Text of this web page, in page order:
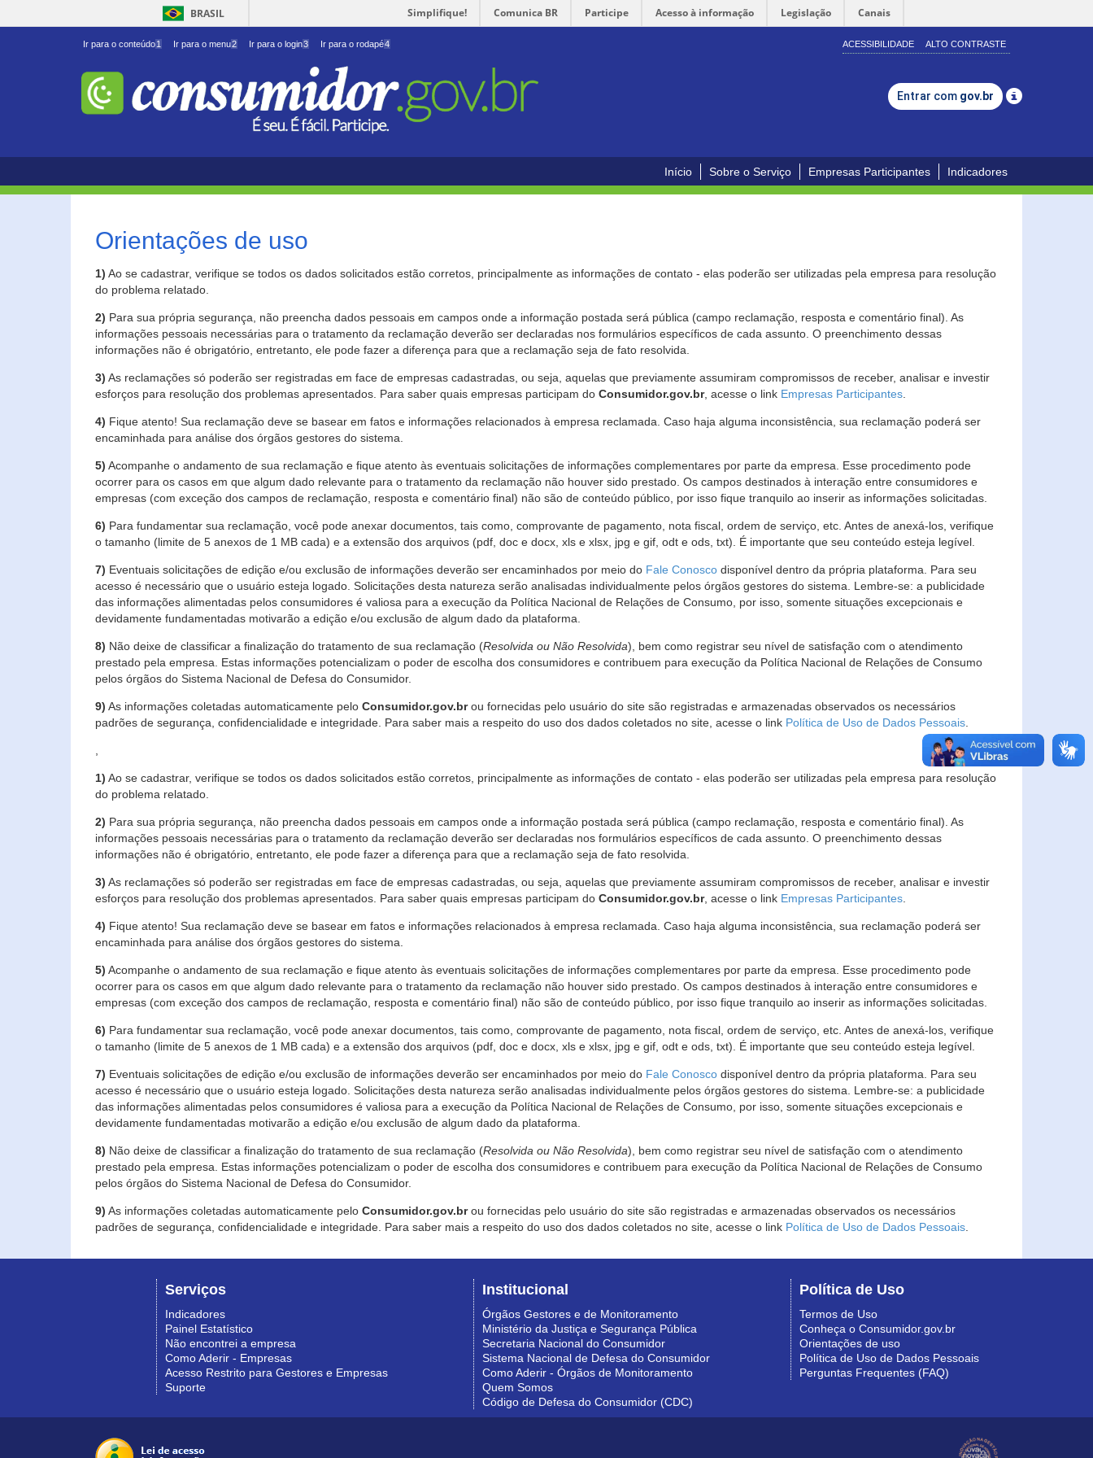
BRASIL Simplifique! Comunica BR Participe Acesso à informação Legislação Canais
Ir para o conteúdo1 Ir para o menu2 Ir para o login3 Ir para o rodapé4 ACESSIBILIDADE ALTO CONTRASTE
Entrar com gov.br
Início Sobre o Serviço Empresas Participantes Indicadores
Orientações de uso
1) Ao se cadastrar, verifique se todos os dados solicitados estão corretos, principalmente as informações de contato - elas poderão ser utilizadas pela empresa para resolução
do problema relatado.
2) Para sua própria segurança, não preencha dados pessoais em campos onde a informação postada será pública (campo reclamação, resposta e comentário final). As
informações pessoais necessárias para o tratamento da reclamação deverão ser declaradas nos formulários específicos de cada assunto. O preenchimento dessas
informações não é obrigatório, entretanto, ele pode fazer a diferença para que a reclamação seja de fato resolvida.
3) As reclamações só poderão ser registradas em face de empresas cadastradas, ou seja, aquelas que previamente assumiram compromissos de receber, analisar e investir
esforços para resolução dos problemas apresentados. Para saber quais empresas participam do Consumidor.gov.br, acesse o link Empresas Participantes
4) Fique atento! Sua reclamação deve se basear em fatos e informações relacionados à empresa reclamada. Caso haja alguma inconsistência, sua reclamação poderá ser
encaminhada para análise dos órgãos gestores do sistema.
5) Acompanhe o andamento de sua reclamação e fique atento às eventuais solicitações de informações complementares por parte da empresa. Esse procedimento pode
ocorrer para os casos em que algum dado relevante para o tratamento da reclamação não houver sido prestado. Os campos destinados à interação entre consumidores e
empresas (com exceção dos campos de reclamação, resposta e comentário final) não são de conteúdo público, por isso fique tranquilo ao inserir as informações solicitadas.
6) Para fundamentar sua reclamação, você pode anexar documentos, tais como, comprovante de pagamento, nota fiscal, ordem de serviço, etc. Antes de anexá-los, verifique
o tamanho (limite de 5 anexos de 1 MB cada) e a extensão dos arquivos (pdf, doc e docx, xls e xlsx, jpg e gif, odt e ods, txt). É importante que seu conteúdo esteja legível.
7) Eventuais solicitações de edição e/ou exclusão de informações deverão ser encaminhados por meio do Fale Conosco disponível dentro da própria plataforma. Para seu
acesso é necessário que o usuário esteja logado. Solicitações desta natureza serão analisadas individualmente pelos órgãos gestores do sistema. Lembre-se: a publicidade
das informações alimentadas pelos consumidores é valiosa para a execução da Política Nacional de Relações de Consumo, por isso, somente situações excepcionais e
devidamente fundamentadas motivarão a edição e/ou exclusão de algum dado da plataforma.
8) Não deixe de classificar a finalização do tratamento de sua reclamação (Resolvida ou Não Resolvida), bem como registrar seu nível de satisfação com o atendimento
prestado pela empresa. Estas informações potencializam o poder de escolha dos consumidores e contribuem para execução da Política Nacional de Relações de Consumo
pelos órgãos do Sistema Nacional de Defesa do Consumidor.
9) As informações coletadas automaticamente pelo Consumidor.gov.brou fornecidas pelo usuário do site são registradas e armazenadas observados os necessários
padrões de segurança, confidencialidade e integridade. Para saber mais a respeito do uso dos dados coletados no site, acesse o link Política de Uso de Dados Pessoais
1) Ao se cadastrar, verifique se todos os dados solicitados estão corretos, principalmente as informações de contato - elas poderão ser utilizadas pela empresa para resolução
do problema relatado.
2) Para sua própria segurança, não preencha dados pessoais em campos onde a informação postada será pública (campo reclamação, resposta e comentário final). As
informações pessoais necessárias para o tratamento da reclamação deverão ser declaradas nos formulários específicos de cada assunto. O preenchimento dessas
informações não é obrigatório, entretanto, ele pode fazer a diferença para que a reclamação seja de fato resolvida.
3) As reclamações só poderão ser registradas em face de empresas cadastradas, ou seja, aquelas que previamente assumiram compromissos de receber, analisar e investir
esforços para resolução dos problemas apresentados. Para saber quais empresas participam do Consumidor.gov.br, acesse o link Empresas Participantes
4) Fique atento! Sua reclamação deve se basear em fatos e informações relacionados à empresa reclamada. Caso haja alguma inconsistência, sua reclamação poderá ser
encaminhada para análise dos órgãos gestores do sistema.
5) Acompanhe o andamento de sua reclamação e fique atento às eventuais solicitações de informações complementares por parte da empresa. Esse procedimento pode
ocorrer para os casos em que algum dado relevante para o tratamento da reclamação não houver sido prestado. Os campos destinados à interação entre consumidores e
empresas (com exceção dos campos de reclamação, resposta e comentário final) não são de conteúdo público, por isso fique tranquilo ao inserir as informações solicitadas.
6) Para fundamentar sua reclamação, você pode anexar documentos, tais como, comprovante de pagamento, nota fiscal, ordem de serviço, etc. Antes de anexá-los, verifique
o tamanho (limite de 5 anexos de 1 MB cada) e a extensão dos arquivos (pdf, doc e docx, xls e xlsx, jpg e gif, odt e ods, txt). É importante que seu conteúdo esteja legível.
7) Eventuais solicitações de edição e/ou exclusão de informações deverão ser encaminhados por meio do Fale Conosco disponível dentro da própria plataforma. Para seu
acesso é necessário que o usuário esteja logado. Solicitações desta natureza serão analisadas individualmente pelos órgãos gestores do sistema. Lembre-se: a publicidade
das informações alimentadas pelos consumidores é valiosa para a execução da Política Nacional de Relações de Consumo, por isso, somente situações excepcionais e
devidamente fundamentadas motivarão a edição e/ou exclusão de algum dado da plataforma.
8) Não deixe de classificar a finalização do tratamento de sua reclamação (Resolvida ou Não Resolvida), bem como registrar seu nível de satisfação com o atendimento
prestado pela empresa. Estas informações potencializam o poder de escolha dos consumidores e contribuem para execução da Política Nacional de Relações de Consumo
pelos órgãos do Sistema Nacional de Defesa do Consumidor.
9) As informações coletadas automaticamente pelo Consumidor.gov.brou fornecidas pelo usuário do site são registradas e armazenadas observados os necessários
padrões de segurança, confidencialidade e integridade. Para saber mais a respeito do uso dos dados coletados no site, acesse o link Política de Uso de Dados Pessoais
Serviços
Indicadores
Painel Estatístico
Não encontrei a empresa
Como Aderir - Empresas
Acesso Restrito para Gestores e Empresas
Suporte
Institucional
Órgãos Gestores e de Monitoramento
Ministério da Justiça e Segurança Pública
Secretaria Nacional do Consumidor
Sistema Nacional de Defesa do Consumidor
Como Aderir - Órgãos de Monitoramento
Quem Somos
Código de Defesa do Consumidor (CDC)
Política de Uso
Termos de Uso
Conheça o Consumidor.gov.br
Orientações de uso
Política de Uso de Dados Pessoais
Perguntas Frequentes (FAQ)